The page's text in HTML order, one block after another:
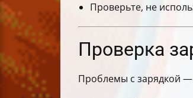
Проверьте, не
Проверка
Проблемы с зарядкой